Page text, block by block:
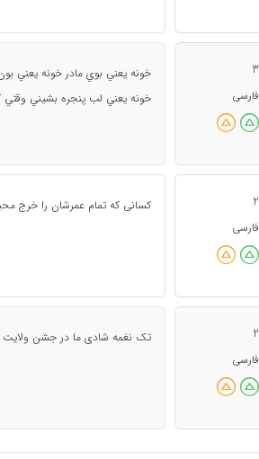
3
فارسی
خونه يعني بوي مادر خونه يعني
خونه يعني لب پنجره بشيني وقتي
2
فارسی
کسانی که تمام عمرشان را خرج
2
فارسی
تک نغمه شادی ما در جشن ولایت